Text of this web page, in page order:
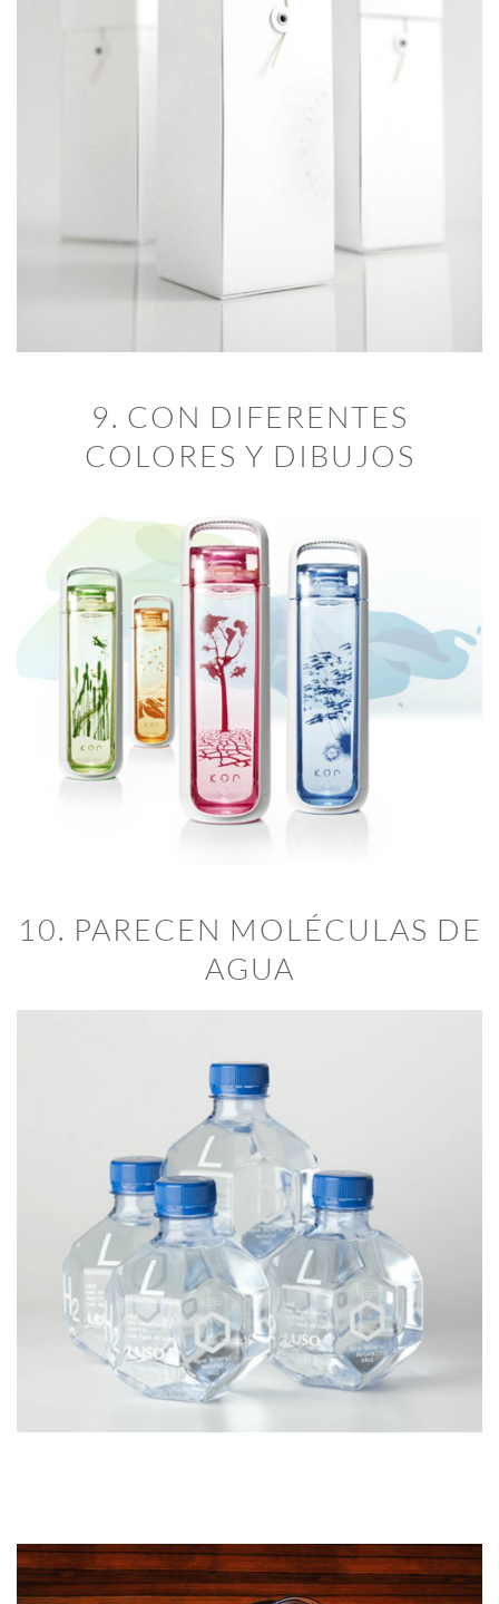
9. CON DIFERENTES
COLORES Y DIBUJOS
10. PARECEN MOLÉCULAS DE
AGUA